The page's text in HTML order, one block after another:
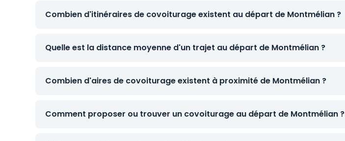
Combien d'itinéraires de covoiturage existent au départ de Montmélian ?
Quelle est la distance moyenne d'un trajet au départ de Montmélian ?
Combien d'aires de covoiturage existent à proximité de Montmélian ?
Comment proposer ou trouver un covoiturage au départ de Montmélian ?